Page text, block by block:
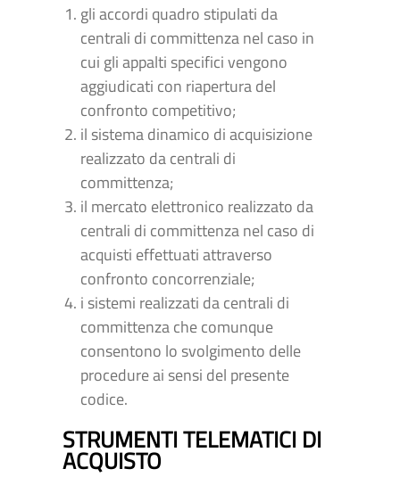
gli accordi quadro stipulati da
centrali di committenza nel caso in
cui gli appalti specifici vengono
aggiudicati con riapertura del
confronto competitivo;
il sistema dinamico di acquisizione
realizzato da centrali di
committenza;
il mercato elettronico realizzato da
centrali di committenza nel caso di
acquisti effettuati attraverso
confronto concorrenziale;
i sistemi realizzati da centrali di
committenza che comunque
consentono lo svolgimento delle
procedure ai sensi del presente
codice.
STRUMENTI TELEMATICI DI
ACQUISTO